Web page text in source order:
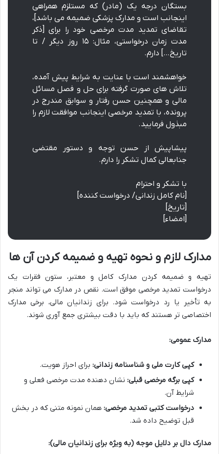
بستگان درجه یک (مادر) که مستلزم همراهی
اینجانب است و مدارک پزشکی ضمیمه می باشد]،
تقاضای تمدید مدت مرخصی خود را برای [ذکر
مدت زمان درخواستی، مثال: ۱۵ روز دیگر / تا
تاریخ…] دارم.
خواهشمند است با عنایت به شرایط پیش آمده،
تلاش های صورت گرفته برای حل و فصل مسائل
مالی و همچنین حسن رفتار و سوابق مندرج در
پرونده، با تمدید مرخصی اینجانب موافقت لازم را
مبذول فرمایید.
پیشاپیش از حسن توجه و دستور مقتضی
جنابعالی کمال تشکر را دارم.
با تشکر و احترام
[نام کامل زندانی/ درخواست کننده]
[تاریخ]
[امضاء]
مدارک لازم و نحوه تهیه و ضمیمه کردن آن ها
تهیه و ضمیمه کردن مدارک کامل و معتبر، ستون فقرات یک
درخواست تمدید مرخصی موفق است. نقص در مدارک می تواند منجر
به تأخیر یا رد درخواست شود. برای زندانیان مالی، برخی مدارک
اختصاصی تر هستند که باید با دقت بیشتری جمع آوری شوند.
مدارک عمومی:
کپی کارت ملی و شناسنامه زندانی: برای احراز هویت.
کپی برگه مرخصی قبلی: نشان دهنده مدت مرخصی فعلی و
شرایط آن.
درخواست کتبی تمدید مرخصی: همان نمونه متنی که در بخش
قبل توضیح داده شد.
مدارک دال بر دلایل موجه (به ویژه برای زندانیان مالی):